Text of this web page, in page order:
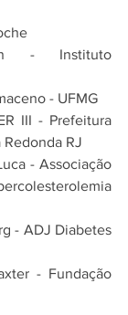
- Instituto
- UFMG
III - Prefeitura
RJ
- Associação
- ADJ Diabetes
- Fundação